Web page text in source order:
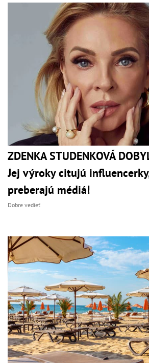
ZDENKA STUDENKOVÁ
Jej výroky citujú
preberajú médiá!
Dobre vedieť